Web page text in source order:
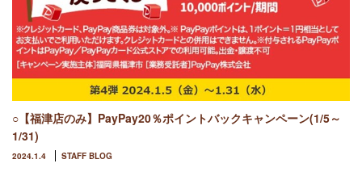
○【福津店のみ】PayPay20％ポイントバックキャンペーン(1/5～
1/31)
2024.1.4 STAFF BLOG